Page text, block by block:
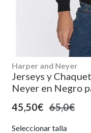
Harper and Neyer
Jerseys y
Neyer en Negro
45,50€ 65,0€
Seleccionar talla